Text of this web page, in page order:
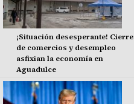
¡Situación desesperante! Cierre
de comercios y desempleo
asfixian la economía en
Aguadulce